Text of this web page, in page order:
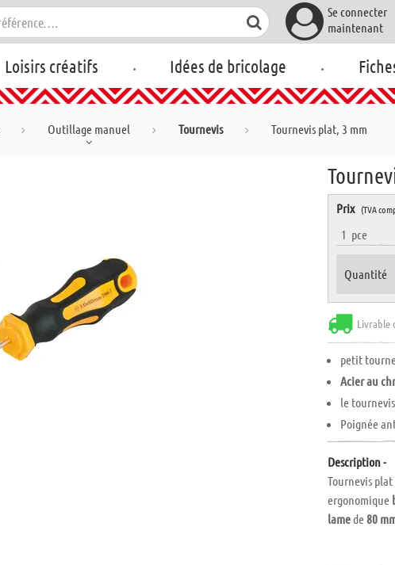
Se connecter
maintenant
Loisirs créatifs . Idées de bricolage .
Outillage manuel Tournevis Tournevis plat, 3 mm
Prix (TVA
1 pce
Quantité
Livrable
petit
Acier au
le
Poignée
Description -
Tournevis
ergonomique
lamede80